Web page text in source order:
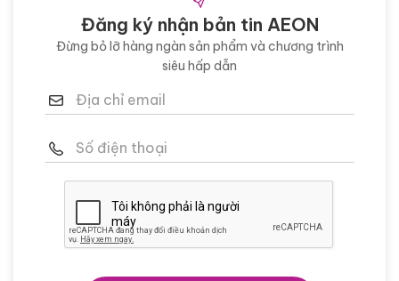
Đăng ký nhận bản tin AEON
Đừng bỏ lỡ hàng ngàn sản phẩm và chương trình
siêu hấp dẫn